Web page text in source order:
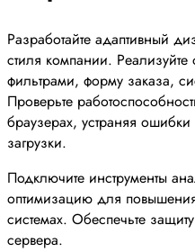
Разработайте адаптивный
стиля компании. Реализуйте
фильтрами, форму заказа,
Проверьте
браузерах, устраняя
загрузки.
Подключите инструменты
оптимизацию для
системах. Обеспечьте
сервера.